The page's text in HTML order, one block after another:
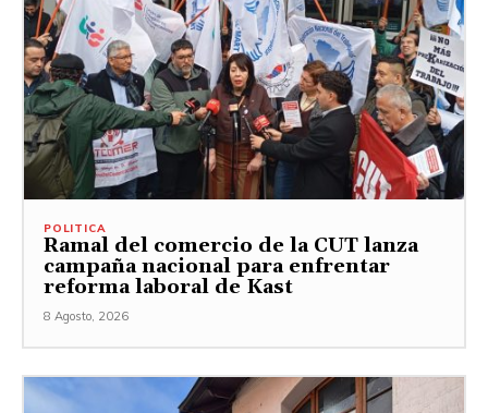
POLITICA
Ramal del comercio de la CUT lanza
campaña nacional para enfrentar
reforma laboral de Kast
8 Agosto, 2026